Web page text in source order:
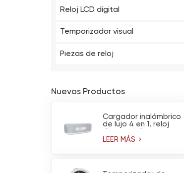
Reloj LCD digital
Temporizador visual
Piezas de reloj
Nuevos Productos
Cargador inalámbrico
de lujo 4 en 1, reloj
multifuncional,
LEER MÁS